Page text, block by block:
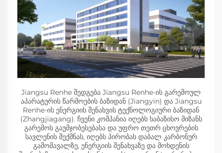
Jiangsu Renhe შედგება Jiangsu Renhe-ის გარემოულ
აპარატურის წარმოების ბაზიდან (Jiangyin) და Jiangsu
Renhe-ის ენერგიის შენახვის ტექნოლოგიური ბაზიდან
(Zhangjiagang). ჩვენი კომპანია იღებს საბაზისო მიზანს
გარემოს გაუმჯობესებასა და უფრო თეთრ ცხოვრების
სავლენის შექმნას, იღებს პირობას დაბალ კარბონურ
გამომავალზე, ენერგიის შენახვაზე და მოხდენის